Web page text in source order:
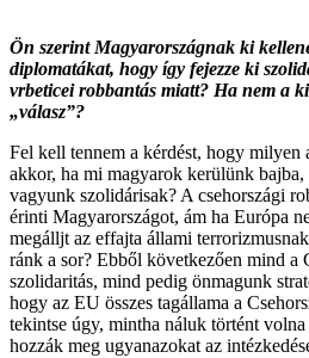
Ön szerint Magyarországnak ki
diplomatákat, hogy így fejezze ki
vrbeticei robbantás miatt? Ha nem a
„válasz”?
Fel kell tennem a kérdést, hogy milyen
akkor, ha mi magyarok kerülünk bajba,
vagyunk szolidárisak? A csehországi
érinti Magyarországot, ám ha Európa
megálljt az effajta állami
ránk a sor? Ebből következően mind a
szolidaritás, mind pedig önmagunk
hogy az EU összes tagállama a
tekintse úgy, mintha náluk történt volna
hozzák meg ugyanazokat az